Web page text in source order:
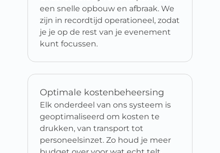
een snelle opbouw en afbraak. We
zijn in recordtijd operationeel, zodat
je je op de rest van je evenement
kunt focussen.
Optimale kostenbeheersing
Elk onderdeel van ons systeem is
geoptimaliseerd om kosten te
drukken, van transport tot
personeelsinzet. Zo houd je meer